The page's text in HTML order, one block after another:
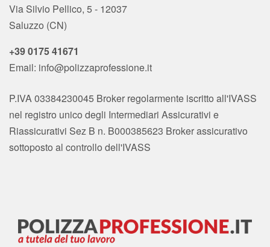
Via Silvio Pellico, 5 - 12037
Saluzzo (CN)
+39 0175 41671
Email: info@polizzaprofessione.it
P.IVA 03384230045 Broker regolarmente iscritto all'IVASS
nel registro unico degli Intermediari Assicurativi e
Riassicurativi Sez B n. B000385623 Broker assicurativo
sottoposto al controllo dell'IVASS